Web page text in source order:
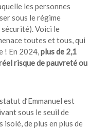
les personnes
sous le régime
sécurité). Voici le
toutes et tous, qui
! En 2024,plus de 2,1
risque de pauvreté ou
d’Emmanuel est
sous le seuil de
isolé, de plus en plus de